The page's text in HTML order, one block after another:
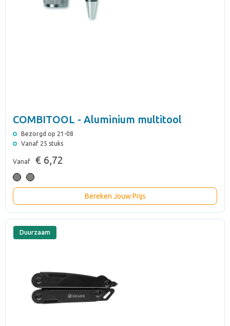
COMBITOOL - Aluminium multitool
Bezorgd op 21-08
Vanaf 25 stuks
Vanaf € 6,72
Bereken Jouw Prijs
Duurzaam